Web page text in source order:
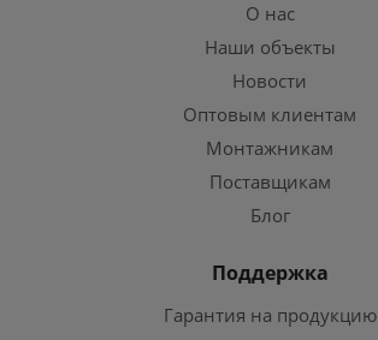
О нас
Наши объекты
Новости
Оптовым клиентам
Монтажникам
Поставщикам
Блог
Поддержка
Гарантия на продукцию